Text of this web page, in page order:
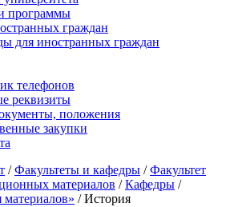
программы
граждан
для иностранных граждан
телефонов
реквизиты
положения
закупки
/Факультеты и кафедры /Факультет
материалов /Кафедры /
/ История